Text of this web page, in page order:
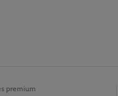
premium